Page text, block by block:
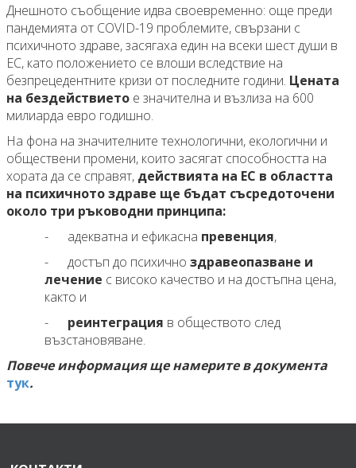
Днешното съобщение идва своевременно: още преди
пандемията от COVID-19 проблемите, свързани с
психичното здраве, засягаха един на всеки шест души в
ЕС, като положението се влоши вследствие на
безпрецедентните кризи от последните години. Цената
на бездействието е значителна и възлиза на 600
милиарда евро годишно.
На фона на значителните технологични, екологични и
обществени промени, които засягат способността на
хората да се справят, действията на ЕС в областта
на психичното здраве ще бъдат съсредоточени
около три ръководни принципа:
- адекватна и ефикасна превенция,
- достъп до психично здравеопазване и
лечение с високо качество и на достъпна цена,
както и
- реинтеграция в обществото след
възстановяване.
Повече информация ще намерите в документа
тук.